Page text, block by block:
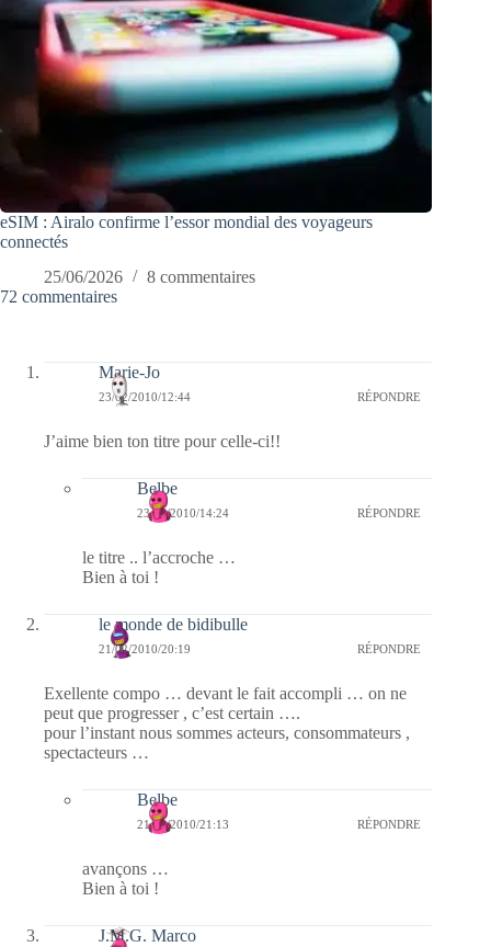
eSIM : Airalo confirme l’essor mondial des voyageurs
connectés
25/06/2026
8 commentaires
72 commentaires
Marie-Jo
23/02/2010/12:44 RÉPONDRE
J’aime bien ton titre pour celle-ci!!
Belbe
23/02/2010/14:24 RÉPONDRE
le titre .. l’accroche …
Bien à toi !
le monde de bidibulle
21/02/2010/20:19 RÉPONDRE
Exellente compo … devant le fait accompli … on ne
peut que progresser , c’est certain ….
pour l’instant nous sommes acteurs, consommateurs ,
spectacteurs …
Belbe
21/02/2010/21:13 RÉPONDRE
avançons …
Bien à toi !
J.M.G. Marco